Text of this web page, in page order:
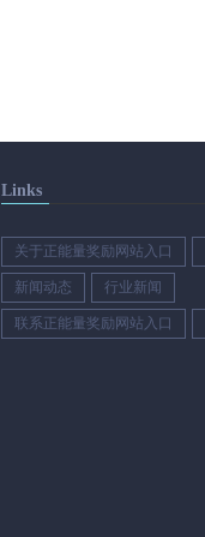
Links
关于正能量奖励网站入口
新闻动态 行业新闻
联系正能量奖励网站入口